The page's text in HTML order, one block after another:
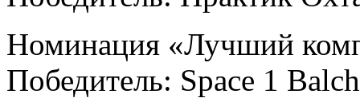
Номинация «Лучший
Победитель: Space 1